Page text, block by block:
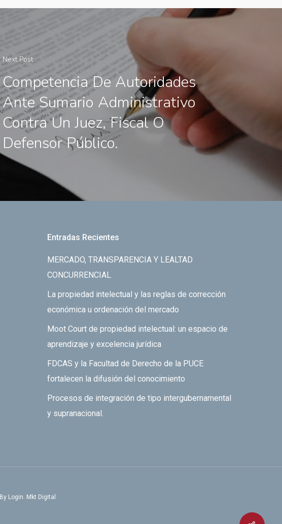
Next Post
Competencia De Autoridades
Ante Sumario Administrativo
Contra Un Juez, Fiscal O
Defensor Público.
Entradas Recientes
MERCADO, TRANSPARENCIA Y LEALTAD
CONCURRENCIAL
La propiedad intelectual y las reglas de corrección
económica u ordenación del mercado
Moot Court de propiedad intelectual: un espacio de
aprendizaje y excelencia jurídica
FDCAS y la Facultad de Derecho de la PUCE
fortalecen la difusión del conocimiento
Procesos de integración de tipo intergubernamental
y supranacional.
By Login. Mkt Digital